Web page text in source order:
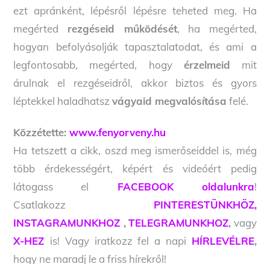
ezt apránként, lépésről lépésre teheted meg. Ha
megérted rezgéseid működését, ha megérted,
hogyan befolyásolják tapasztalatodat, és ami a
legfontosabb, megérted, hogy érzelmeid mit
árulnak el rezgéseidről, akkor biztos és gyors
léptekkel haladhatszvágyaid megvalósítása felé.
Közzétette:www.fenyorveny.hu
Ha tetszett a cikk, oszd meg ismerőseiddel is, még
több érdekességért, képért és videóért pedig
látogass el
FACEBOOK oldalunkra!
Csatlakozz PINTERESTÜNKHÖZ,
INSTAGRAMUNKHOZ , TELEGRAMUNKHOZ, vagy
X-HEZ is! Vagy iratkozz fel a napi HÍRLEVÉLRE,
hogy ne maradj le a friss hírekről!